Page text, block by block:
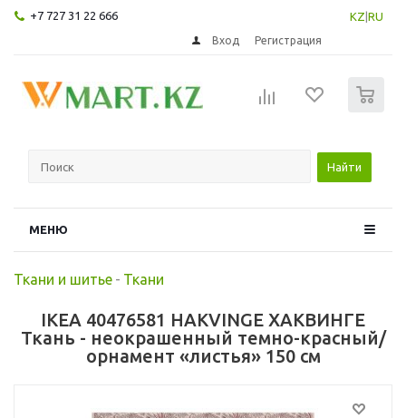
+7 727 31 22 666 KZ RU
Вход Регистрация
Найти
МЕНЮ
Ткани и шитье - Ткани
IKEA 40476581 HAKVINGE ХАКВИНГЕ
Ткань - неокрашенный темно-красный/
орнамент «листья» 150 см